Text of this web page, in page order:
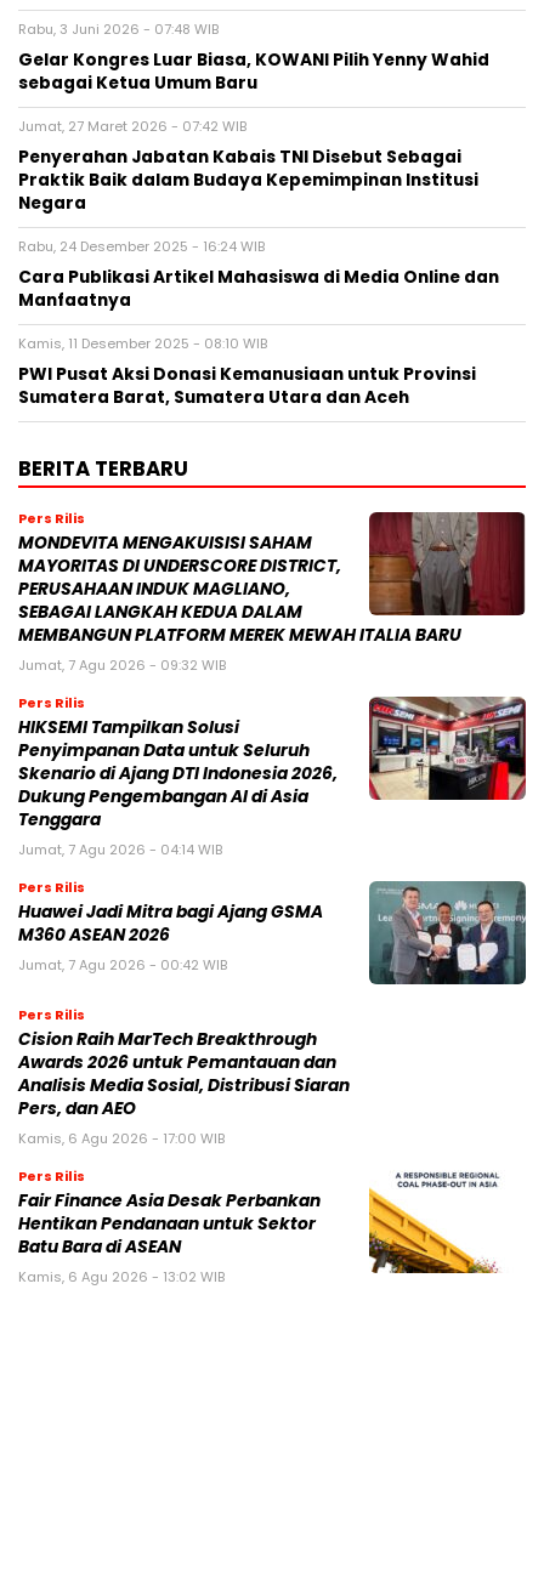
Rabu, 3 Juni 2026 - 07:48 WIB
Gelar Kongres Luar Biasa, KOWANI Pilih Yenny Wahid
sebagai Ketua Umum Baru
Jumat, 27 Maret 2026 - 07:42 WIB
Penyerahan Jabatan Kabais TNI Disebut Sebagai
Praktik Baik dalam Budaya Kepemimpinan Institusi
Negara
Rabu, 24 Desember 2025 - 16:24 WIB
Cara Publikasi Artikel Mahasiswa di Media Online dan
Manfaatnya
Kamis, 11 Desember 2025 - 08:10 WIB
PWI Pusat Aksi Donasi Kemanusiaan untuk Provinsi
Sumatera Barat, Sumatera Utara dan Aceh
BERITA TERBARU
Pers Rilis
MONDEVITA MENGAKUISISI SAHAM
MAYORITAS DI UNDERSCORE DISTRICT,
PERUSAHAAN INDUK MAGLIANO,
SEBAGAI LANGKAH KEDUA DALAM
MEMBANGUN PLATFORM MEREK MEWAH ITALIA BARU
Jumat, 7 Agu 2026 - 09:32 WIB
Pers Rilis
HIKSEMI Tampilkan Solusi
Penyimpanan Data untuk Seluruh
Skenario di Ajang DTI Indonesia 2026,
Dukung Pengembangan AI di Asia
Tenggara
Jumat, 7 Agu 2026 - 04:14 WIB
Pers Rilis
Huawei Jadi Mitra bagi Ajang GSMA
M360 ASEAN 2026
Jumat, 7 Agu 2026 - 00:42 WIB
Pers Rilis
Cision Raih MarTech Breakthrough
Awards 2026 untuk Pemantauan dan
Analisis Media Sosial, Distribusi Siaran
Pers, dan AEO
Kamis, 6 Agu 2026 - 17:00 WIB
Pers Rilis
Fair Finance Asia Desak Perbankan
Hentikan Pendanaan untuk Sektor
Batu Bara di ASEAN
Kamis, 6 Agu 2026 - 13:02 WIB